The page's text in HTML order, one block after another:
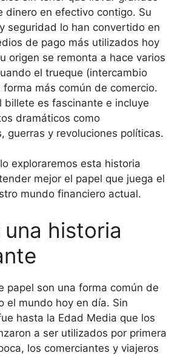
dinero en efectivo contigo. Su
seguridad lo han convertido en
de pago más utilizados hoy
origen se remonta a hace varios
el trueque (intercambio
más común de comercio.
billete es fascinante e incluye
dramáticos como
guerras y revoluciones políticas.
exploraremos esta historia
mejor el papel que juega el
mundo financiero actual.
una historia
papel son una forma común de
el mundo hoy en día. Sin
hasta la Edad Media que los
a ser utilizados por primera
los comerciantes y viajeros